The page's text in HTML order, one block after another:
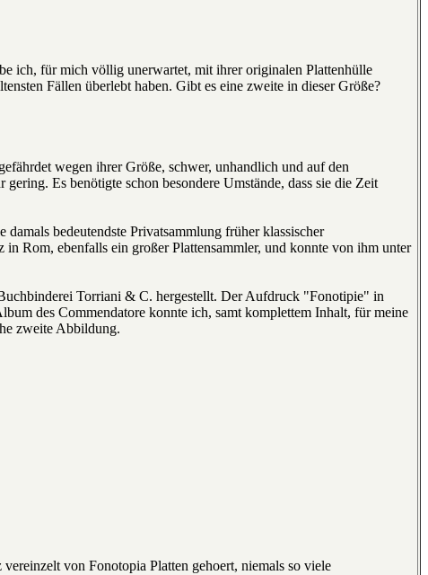
ich, für mich völlig unerwartet, mit ihrer originalen Plattenhülle
Fällen überlebt haben. Gibt es eine zweite in dieser Größe?
wegen ihrer Größe, schwer, unhandlich und auf den
Es benötigte schon besondere Umstände, dass sie die Zeit
bedeutendste Privatsammlung früher klassischer
in Rom, ebenfalls ein großer Plattensammler, und konnte von ihm unter
Torriani & C. hergestellt. Der Aufdruck "Fonotipie" in
des Commendatore konnte ich, samt komplettem Inhalt, für meine
zweite Abbildung.
von Fonotopia Platten gehoert, niemals so viele